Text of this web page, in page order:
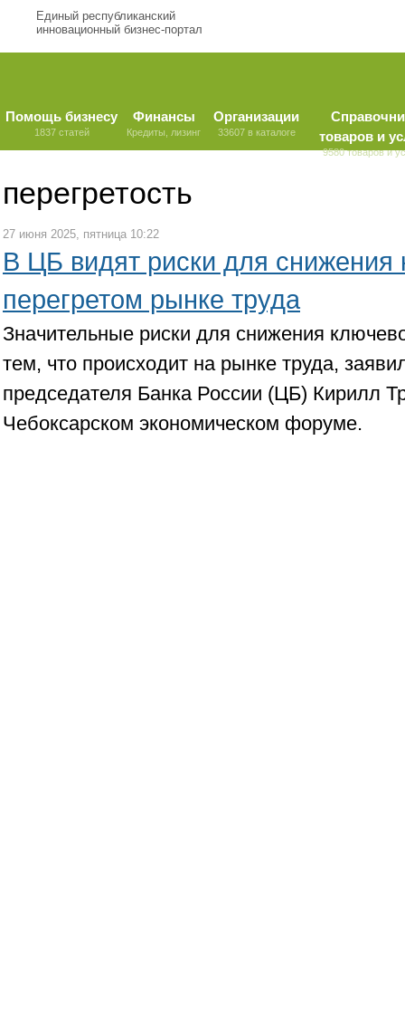
Единый республиканский
инновационный бизнес-портал
Помощь бизнесу
1837 статей
Финансы
Кредиты, лизинг
Организации
33607 в каталоге
товаров и
9580 товаров и
перегретость
27 июня 2025, пятница 10:22
В ЦБ видят риски для снижения
перегретом рынке труда
Значительные риски для снижения
тем, что происходит на рынке труда,
председателя Банка России (ЦБ) Кирилл
Чебоксарском экономическом форуме.